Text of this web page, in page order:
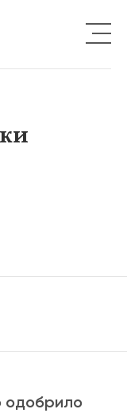
одобрило